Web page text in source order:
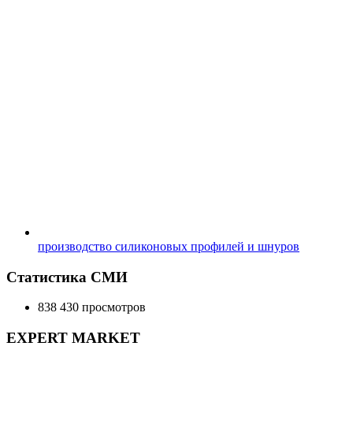
производство силиконовых профилей и шнуров
Статистика СМИ
838 430 просмотров
EXPERT MARKET